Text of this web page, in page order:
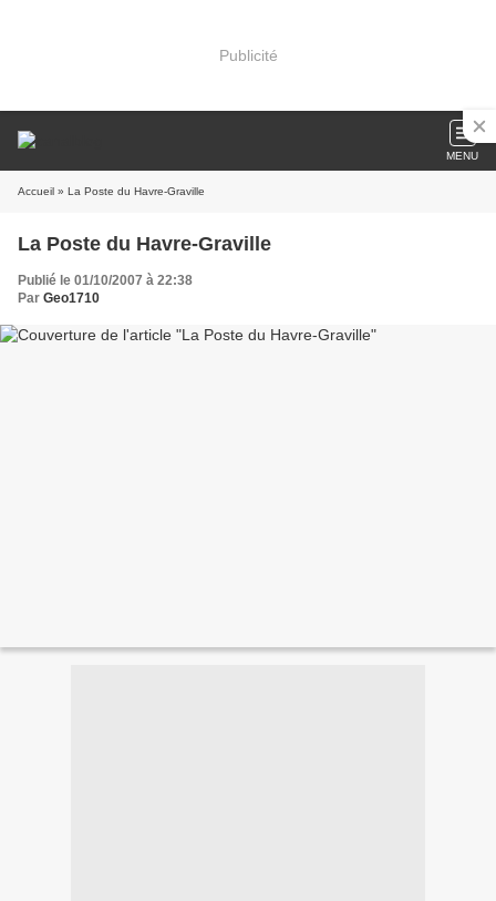
Publicité
MENU
Accueil » La Poste du Havre-Graville
La Poste du Havre-Graville
Publié le 01/10/2007 à 22:38
Par Geo1710